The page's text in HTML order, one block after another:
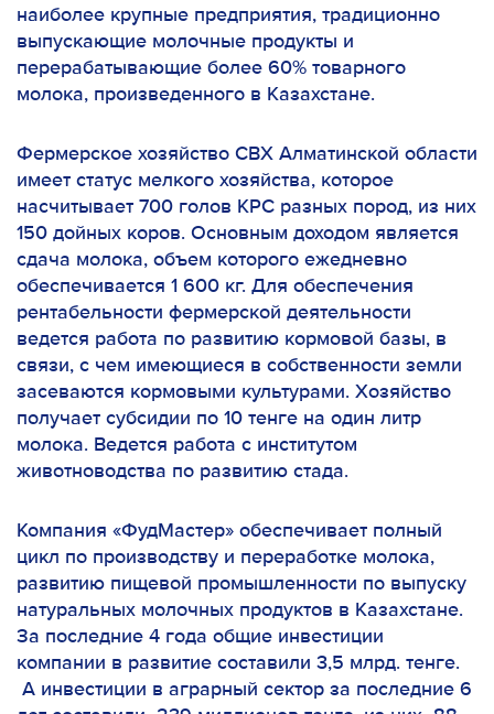
наиболее крупные предприятия, традиционно
выпускающие молочные продукты и
перерабатывающие более 60% товарного
молока, произведенного в Казахстане.
Фермерское хозяйство СВХ Алматинской области
имеет статус мелкого хозяйства, которое
насчитывает 700 голов КРС разных пород, из них
150 дойных коров. Основным доходом является
сдача молока, объем которого ежедневно
обеспечивается 1 600 кг. Для обеспечения
рентабельности фермерской деятельности
ведется работа по развитию кормовой базы, в
связи, с чем имеющиеся в собственности земли
засеваются кормовыми культурами. Хозяйство
получает субсидии по 10 тенге на один литр
молока. Ведется работа с институтом
животноводства по развитию стада.
Компания «ФудМастер» обеспечивает полный
цикл по производству и переработке молока,
развитию пищевой промышленности по выпуску
натуральных молочных продуктов в Казахстане.
За последние 4 года общие инвестиции
компании в развитие составили 3,5 млрд. тенге.
А инвестиции в аграрный сектор за последние 6